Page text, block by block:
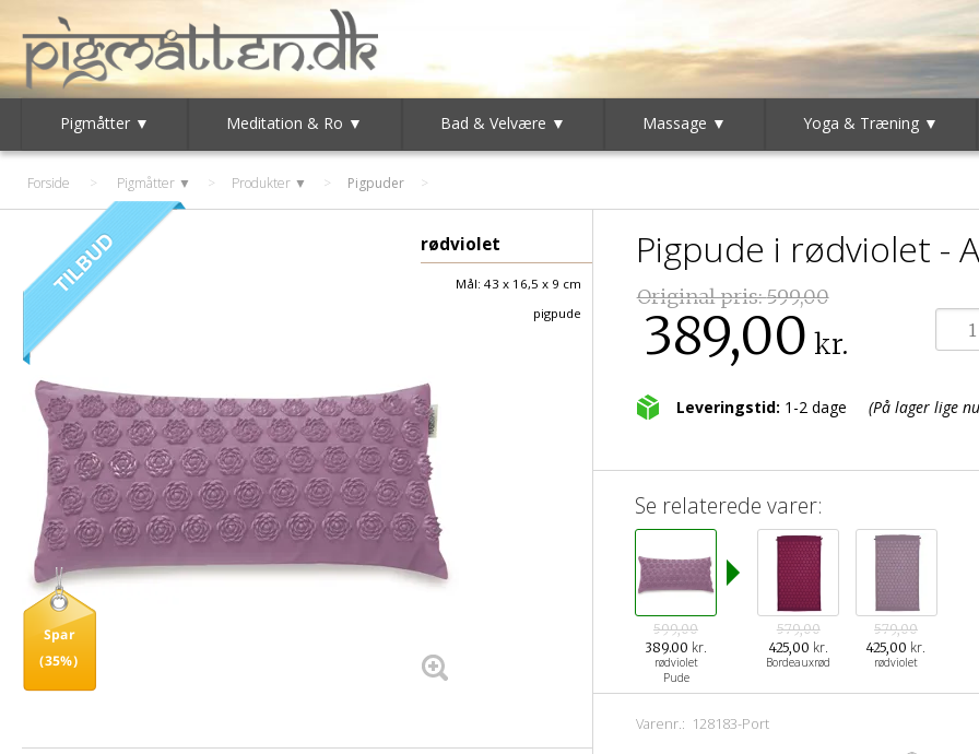
Pigmåtter ▼ Meditation & Ro ▼ Bad & Velvære ▼ Massage ▼ Yoga & Træning ▼
Forside > Pigmåtter ▼ > Produkter ▼ > Pigpuder
rødviolet
Mål: 43 x 16,5 x 9 cm
pigpude
Spar
(35%)
Pigpude i rødviolet -
Original pris:599,00
389,00 kr.
Leveringstid: 1-2 dage (På lager lige
Se relaterede varer:
599,00
389.00 kr.
rødviolet
Pude
579,00
425,00 kr.
Bordeauxrød
579,00
425,00 kr.
rødviolet
Varenr.: 128183-Port